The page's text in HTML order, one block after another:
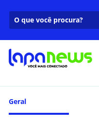
Geral